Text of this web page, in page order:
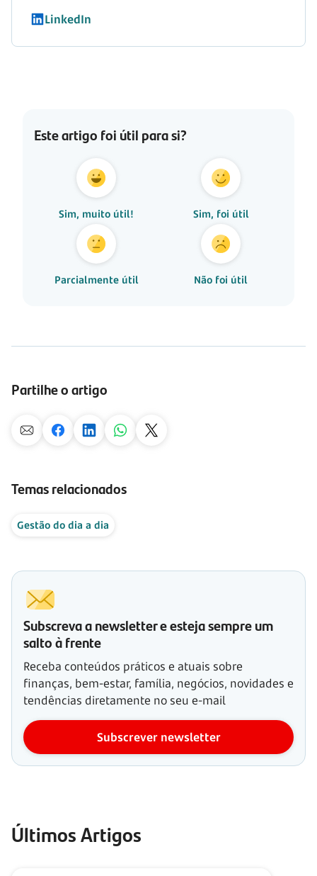
LinkedIn
Este artigo foi útil para si?
Sim, muito útil! Sim, foi útil
Parcialmente útil Não foi útil
Partilhe o artigo
Temas relacionados
Gestão do dia a dia
Subscreva a newsletter e esteja sempre um
salto à frente
Receba conteúdos práticos e atuais sobre
finanças, bem-estar, família, negócios, novidades e
tendências diretamente no seu e-mail
Subscrever newsletter
Últimos Artigos